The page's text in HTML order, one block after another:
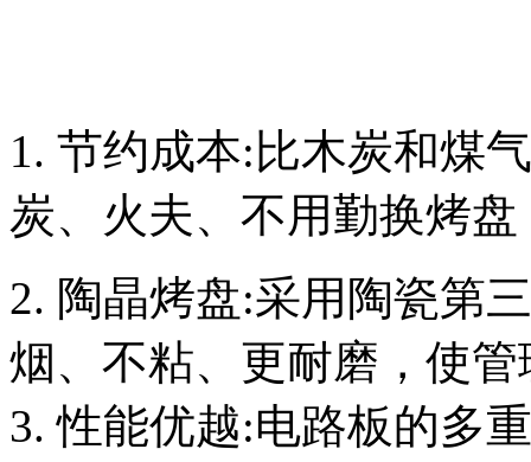
1. 节约成本:比木炭和煤
炭、火夫、不用勤换烤
2. 陶晶烤盘:采用陶瓷第
烟、不粘、更耐磨，使
3. 性能优越:电路板的多